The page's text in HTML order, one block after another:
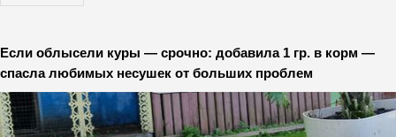
Если облысели куры — срочно: добавила 1 гр. в корм —
спасла любимых несушек от больших проблем